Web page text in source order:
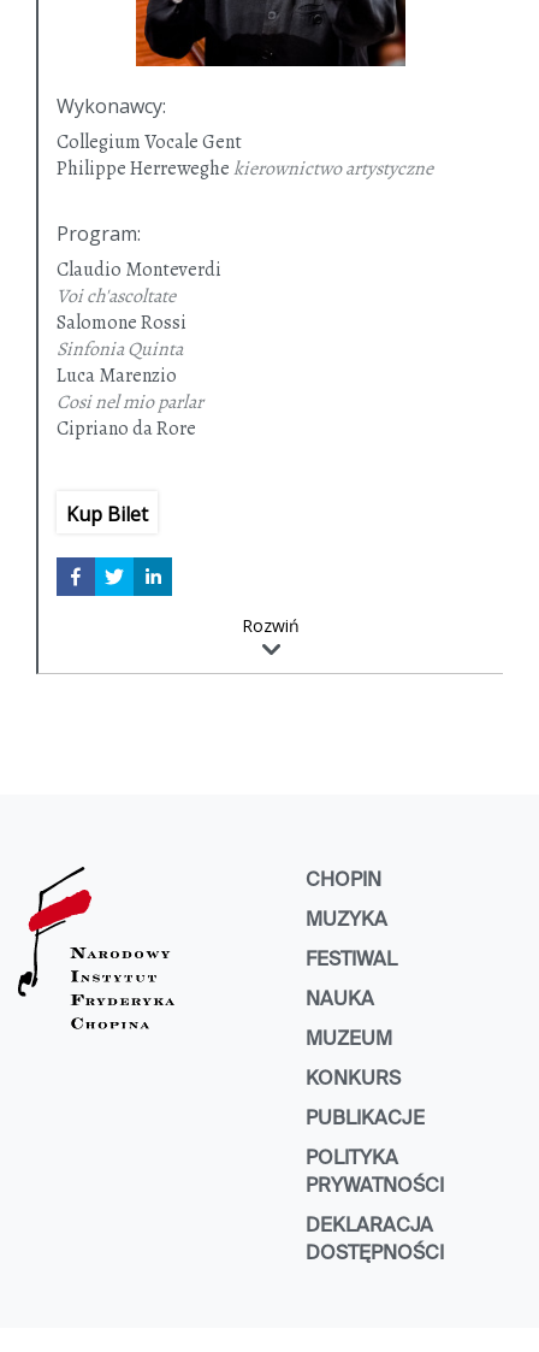
Wykonawcy:
Collegium Vocale Gent
Philippe Herreweghekierownictwo artystyczne
Program:
Claudio Monteverdi
Voi ch'ascoltate
Salomone Rossi
Sinfonia Quinta
Luca Marenzio
Cosi nel mio parlar
Cipriano da Rore
Oimè il bel viso
Cipriano da Rore
Io canterei d'amore
Luzzasco Luzzaschi
Sonata sesta a due soprani
Vergine sol'al mondo
Cipriano da Rore
Mia Benigna Fortuna
Orlando di Lasso
S'una fede amorosa
Claudio Monteverdi
Hor che'l ciel e la terra
Kup Bilet
Rozwiń
CHOPIN
MUZYKA
FESTIWAL
NAUKA
MUZEUM
KONKURS
PUBLIKACJE
POLITYKA
PRYWATNOŚCI
DEKLARACJA
DOSTĘPNOŚCI